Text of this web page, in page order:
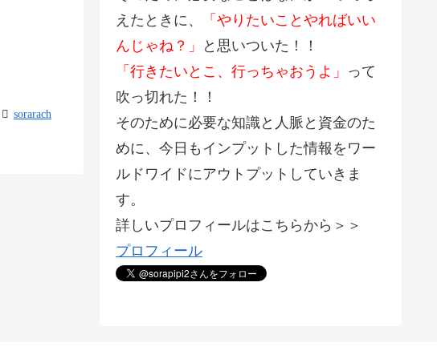
sorarach
えたときに、
「やりたいことやればいい
んじゃね？」
と思いついた！！
「行きたいとこ、行っちゃおうよ」 って
吹っ切れた！！
そのために必要な知識と人脈と資金のた
めに、今日もインプットした情報をワー
ルドワイドにアウトプットしていきま
す。
詳しいプロフィールはこちらから＞＞
プロフィール